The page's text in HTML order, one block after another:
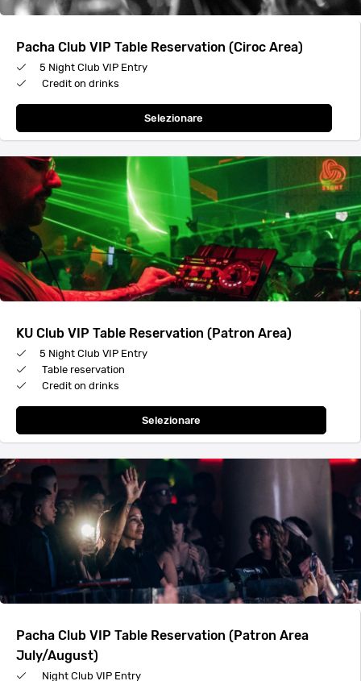
Pacha Club VIP Table Reservation (Ciroc Area)
5 Night Club VIP Entry
Credit on drinks
Selezionare
KU Club VIP Table Reservation (Patron Area)
5 Night Club VIP Entry
Table reservation
Credit on drinks
Selezionare
Pacha Club VIP Table Reservation (Patron Area
July/August)
Night Club VIP Entry